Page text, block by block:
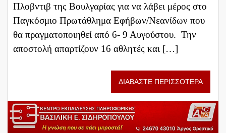
Πλοβντιβ της Βουλγαρίας για να λάβει μέρος στο
Παγκόσμιο Πρωτάθλημα Εφήβων/Νεανίδων που
θα πραγματοποιηθεί από 6- 9 Αυγούστου. Την
αποστολή απαρτίζουν 16 αθλητές και […]
ΔΙΑΒΑΣΤΕ ΠΕΡΙΣΣΟΤΕΡΑ